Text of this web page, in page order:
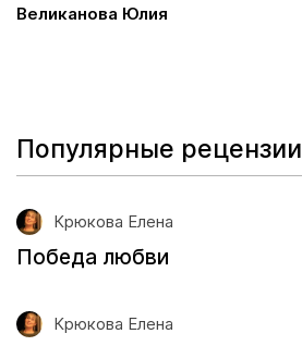
Великанова Юлия
Популярные рецензии
Крюкова Елена
Победа любви
Крюкова Елена